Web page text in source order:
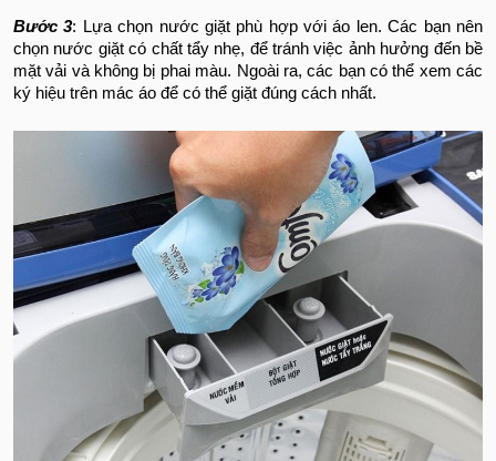
Bước 3: Lựa chọn nước giặt phù hợp với áo len. Các bạn nên
chọn nước giặt có chất tẩy nhẹ, để tránh việc ảnh hưởng đến bề
mặt vải và không bị phai màu. Ngoài ra, các bạn có thể xem các
ký hiệu trên mác áo để có thể giặt đúng cách nhất.